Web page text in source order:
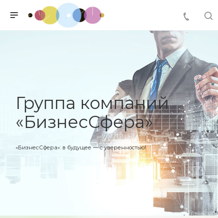
Группа компаний
«БизнесСфера»
«БизнесСфера»: в будущее — с уверенностью!